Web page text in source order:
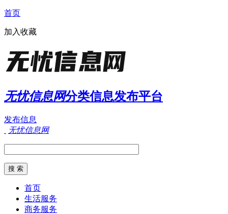
首页
加入收藏
无忧信息网分类信息发布平台
发布信息
无忧信息网
首页
生活服务
商务服务